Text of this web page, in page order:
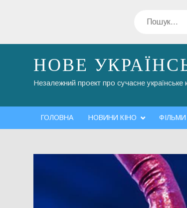
Пошук
НОВЕ
Незалежний проект про сучасне українське
ГОЛОВНА НОВИНИ КІНО ФІЛЬМИ